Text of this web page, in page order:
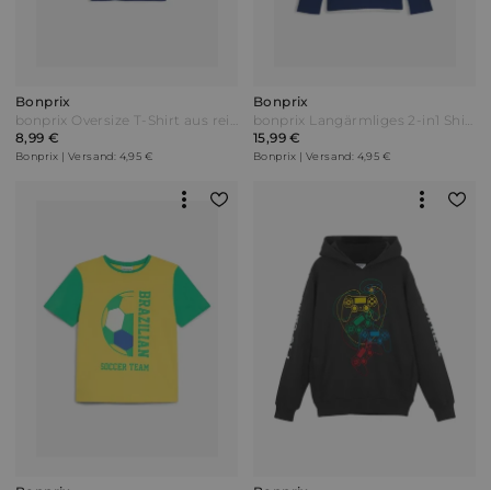
Bonprix
bonprix Oversize T-Shirt aus reiner Bio Baumwolle Blau
8,99 €
Bonprix | Versand: 4,95 €
Bonprix
bonprix Langärmliges 2-in1 Shirt in Waffeloptik aus reiner Baumwolle Blau
15,99 €
Bonprix | Versand: 4,95 €